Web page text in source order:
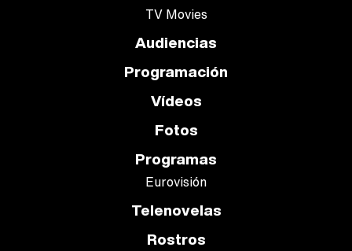
TV Movies
Audiencias
Programación
Vídeos
Fotos
Programas
Eurovisión
Telenovelas
Rostros